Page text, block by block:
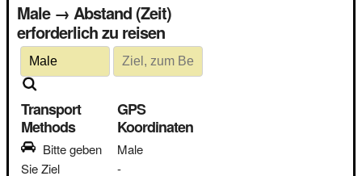
Male → Abstand (Zeit)
erforderlich zu reisen
Transport
Methods
Bitte geben
Sie Ziel
GPS
Koordinaten
Male
-